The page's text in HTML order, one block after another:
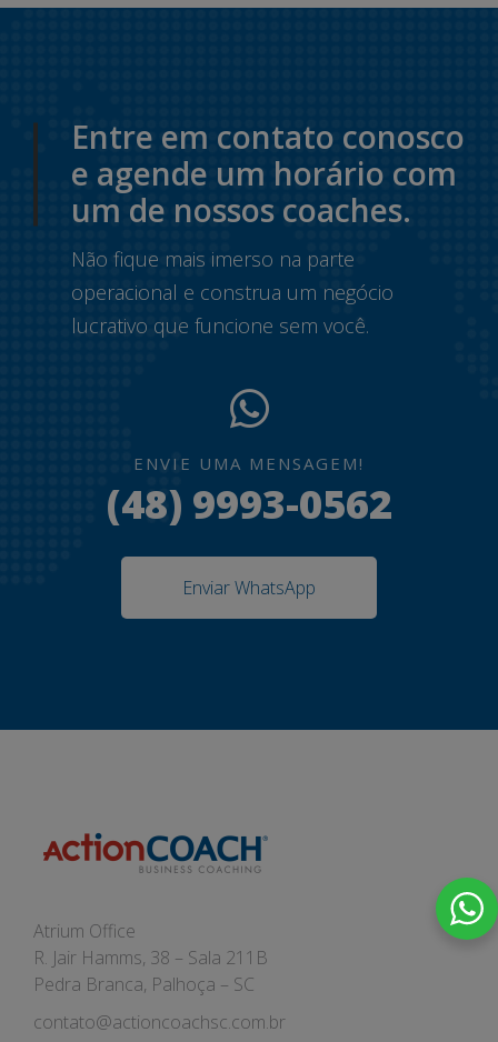
Entre em contato conosco
e agende um horário com
um de nossos coaches.
Não fique mais imerso na parte
operacional e construa um negócio
lucrativo que funcione sem você.
ENVIE UMA MENSAGEM!
(48) 9993-0562
Enviar WhatsApp
Atrium Office
R. Jair Hamms, 38 – Sala 211B
Pedra Branca, Palhoça – SC
contato@actioncoachsc.com.br